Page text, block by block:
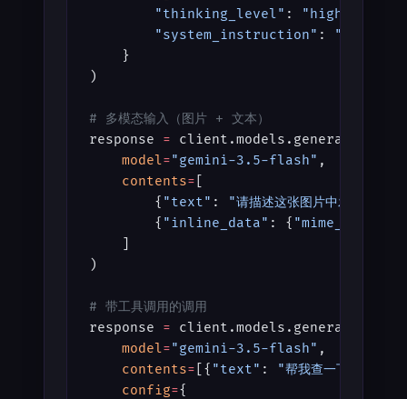
        "thinking_level"
: "high"
        "system_instruction"
:
"你是一位
    }
)
# 多模态输入（图片 + 文本）
response =
    model
="gemini-3.5-flash" ,
    contents
=
        {
"text" :
"请描述这张图片中发生了什
        {
"inline_data" : { "mime_type"
)
# 带工具调用的调用
response =
    model
="gemini-3.5-flash" ,
    contents
= [{ "text" :
"帮我查一下上海今天
    config
={